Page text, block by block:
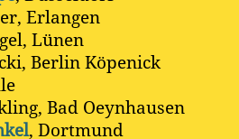
Erlangen
Lünen
Berlin Köpenick
Bad Oeynhausen
, Dortmund